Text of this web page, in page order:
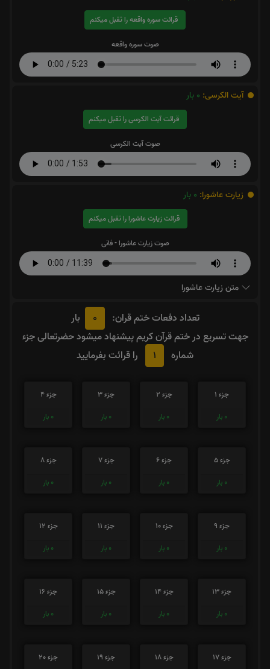
قرائت سوره واقعه را تقبل میکنم
صوت سوره واقعه
آیت الکرسی: 0 بار
قرائت آیت الکرسی را تقبل میکنم
صوت آیت الکرسی
زیارت عاشورا: 0 بار
قرائت زیارت عاشورا را تقبل میکنم
صوت زیارت عاشورا - فانی
متن زیارت عاشورا
تعداد دفعات ختم قران: 0
بار
جهت تسریع در ختم قرآن کریم پیشنهاد میشود حضرتعالی جزء
شماره
1 را قرائت بفرمایید
جزء 1
0 بار
جزء 2
0 بار
جزء 3
0 بار
جزء 4
0 بار
جزء 5
0 بار
جزء 6
0 بار
جزء 7
0 بار
جزء 8
0 بار
جزء 9
0 بار
جزء 10
0 بار
جزء 11
0 بار
جزء 12
0 بار
جزء 13
0 بار
جزء 14
0 بار
جزء 15
0 بار
جزء 16
0 بار
جزء 17
جزء 18
جزء 19
جزء 20